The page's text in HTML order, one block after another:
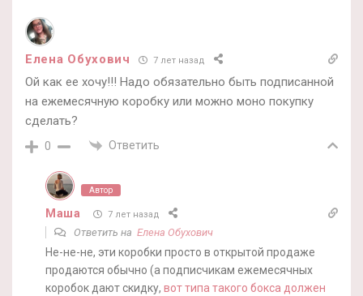
Елена Обухович 7 лет назад
Ой как ее хочу!!! Надо обязательно быть подписанной
на ежемесячную коробку или можно моно покупку
сделать?
0 Ответить
Автор
Маша 7 лет назад
Ответить на Елена Обухович
Не-не-не, эти коробки просто в открытой продаже
продаются обычно (а подписчикам ежемесячных
коробок дают скидку, вот типа такого бокса должен